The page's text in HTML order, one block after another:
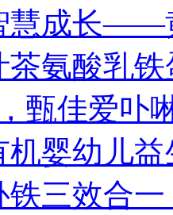
慧成长——
茶氨酸乳
甄佳爱
机婴幼儿
铁三效合